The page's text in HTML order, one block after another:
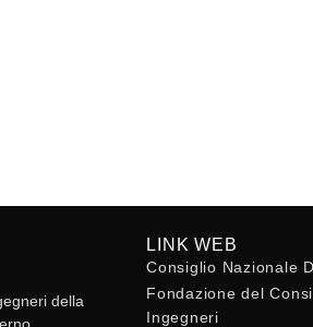
della
LINK WEB
Consiglio Nazionale
Fondazione del
Ingegneri